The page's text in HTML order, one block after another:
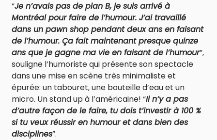
“Je n’avais pas de plan B, je suis arrivé à
Montréal pour faire de l’humour. J’ai travaillé
dans un pawn shop pendant deux ans en faisant
de l’humour. Ça fait maintenant presque quinze
ans que je gagne ma vie en faisant de l’humour”,
souligne l’humoriste qui présente son spectacle
dans une mise en scène très minimaliste et
épurée: un tabouret, une bouteille d’eau et un
micro. Un stand up à l’américaine! “Il n’y a pas
d’autre façon de le faire, tu dois t’investir à 100 %
si tu veux réussir en humour et dans bien des
disciplines”.